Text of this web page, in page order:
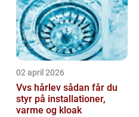
02 april 2026
Vvs hårlev sådan får du
styr på installationer,
varme og kloak